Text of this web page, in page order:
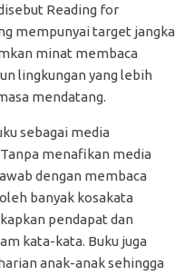
Reading for
mempunyai target jangka
minat membaca
lingkungan yang lebih
mendatang.
sebagai media
menafikan media
dengan membaca
banyak kosakata
pendapat dan
kata-kata. Buku juga
anak-anak sehingga